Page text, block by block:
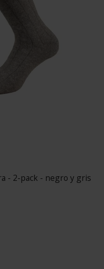
- 2-pack - negro y gris